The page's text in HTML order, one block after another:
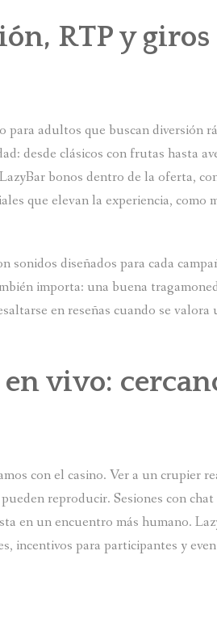
RTP y
adultos que buscan diversión
desde clásicos con frutas hasta
bonos dentro de la oferta,
que elevan la experiencia, como
sonidos diseñados para cada
importa: una buena
en reseñas cuando se valora
vivo:
con el casino. Ver a un crupier
reproducir. Sesiones con chat
en un encuentro más humano.
incentivos para participantes y